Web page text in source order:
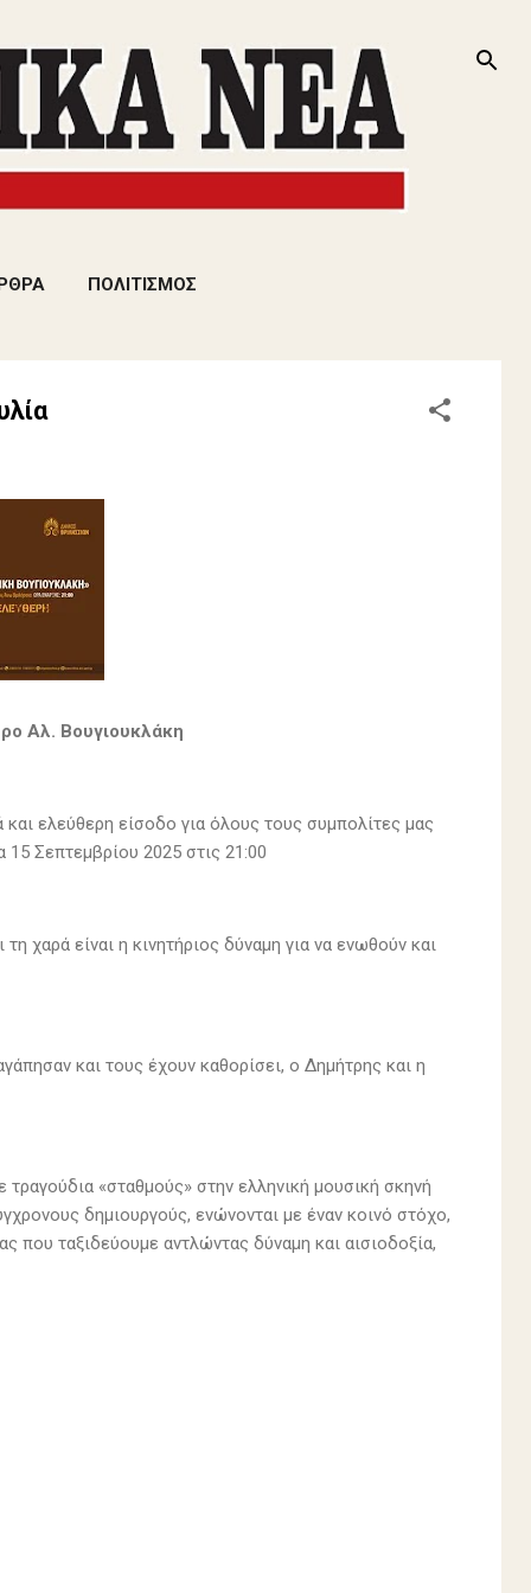
ΠΟΛΙΤΙΣΜΟΣ
Αλ. Βουγιουκλάκη
ελεύθερη είσοδο για όλους τους συμπολίτες μας
Σεπτεμβρίου 2025 στις 21:00
χαρά είναι η κινητήριος δύναμη για να ενωθούν και
και τους έχουν καθορίσει, ο Δημήτρης και η
«σταθμούς» στην ελληνική μουσική σκηνή
δημιουργούς, ενώνονται με έναν κοινό στόχο,
που ταξιδεύουμε αντλώντας δύναμη και αισιοδοξία,